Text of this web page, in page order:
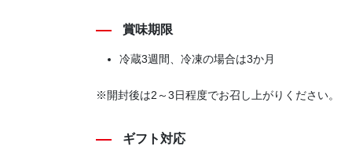
賞味期限
冷蔵3週間、冷凍の場合は3か月
※開封後は2～3日程度でお召し上がりください。
ギフト対応